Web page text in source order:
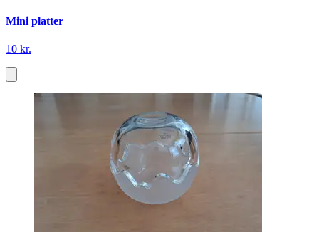
Mini platter
10 kr.